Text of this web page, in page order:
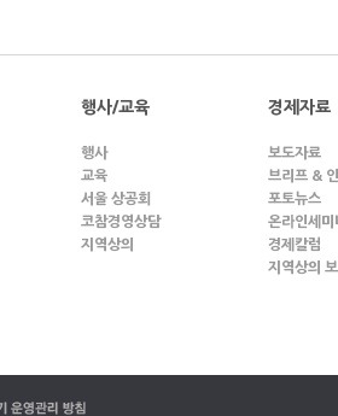
행사/교육
행사
교육
서울 상공회
코참경영상담
지역상의
경제자료
보도자료
브리프 &
포토뉴스
온라인세미
경제칼럼
지역상의